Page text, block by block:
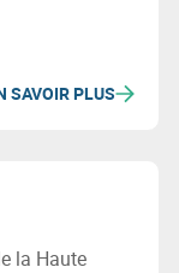
SAVOIR PLUS
la Haute